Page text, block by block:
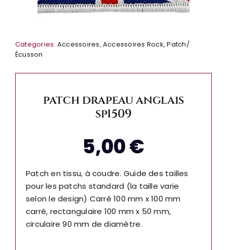
Categories: Accessoires, Accessoires Rock,Patch/
Écusson
patch drapeau anglais
sp1509
5,00€
Patch en tissu, à coudre. Guide des tailles
pour les patchs standard (la taille varie
selon le design) Carré 100 mm x 100 mm
carré, rectangulaire 100 mm x 50 mm,
circulaire 90 mm de diamètre.